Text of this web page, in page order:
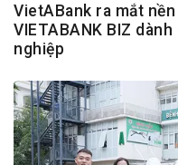
VietABank ra mắt
VIETABANK BIZ
nghiệp